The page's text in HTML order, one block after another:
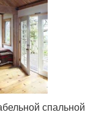
спальной